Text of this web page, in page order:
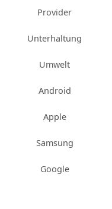
Provider
Unterhaltung
Umwelt
Android
Apple
Samsung
Google